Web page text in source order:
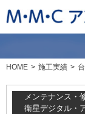
HOME 施工実績
メンテナンス・
衛星デジタル・